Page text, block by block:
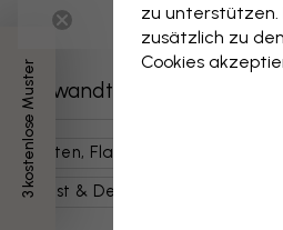
Verwandte Kategorien
Karten, Flaggen, Orte
Kunst & Design
zu unterstützen.
zusätzlich zu
Cookies
3 kostenlose Muster